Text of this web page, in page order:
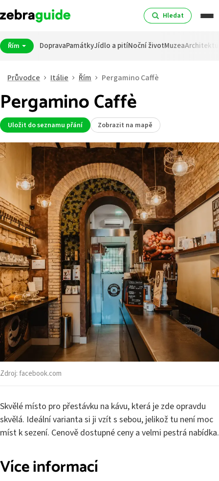
Hledat
Řím DopravaPamátkyJídlo a pitíNoční životMuzea
Průvodce Itálie Řím Pergamino Caffè
Pergamino Caffè
Uložit do seznamu přání Zobrazit na mapě
Zdroj:facebook.com
Skvělé místo pro přestávku na kávu, která je zde opravdu
skvělá. Ideální varianta si ji vzít s sebou, jelikož tu není moc
míst k sezení. Cenově dostupné ceny a velmi pestrá nabídka.
Více informací